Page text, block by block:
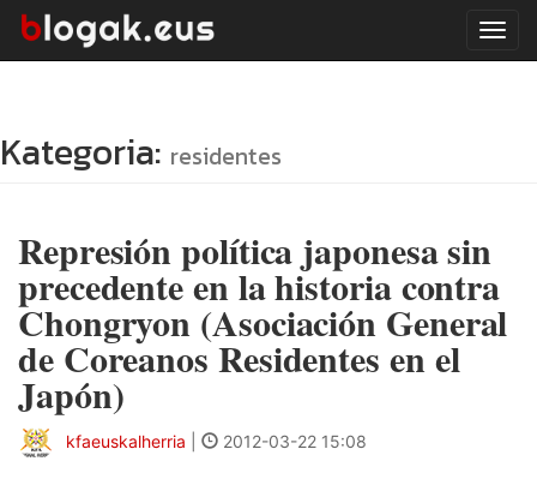
Kategoria: residentes
Represión política japonesa sin
precedente en la historia contra
Chongryon (Asociación General
de Coreanos Residentes en el
Japón)
kfaeuskalherria 2012-03-22 15:08